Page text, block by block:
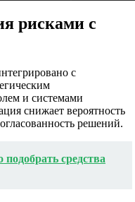
рисками с
с
и системами
снижает вероятность
решений.
средства